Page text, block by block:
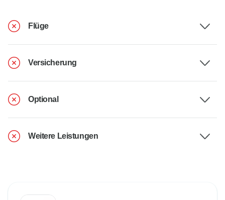
Flüge
Versicherung
Optional
Weitere Leistungen